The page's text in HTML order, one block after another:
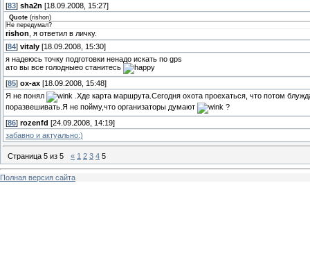
[83] sha2n [18.09.2008, 15:27]
Quote (rishon)
Не передумал?
rishon , я ответил в личку.
[84] vitaly [18.09.2008, 15:30]
я надеюсь точку подготовки ненадо искать по gps
ато вы все голодныео станитесь
[85] ох-ах [18.09.2008, 15:48]
Я не понял
.Хде карта маршрута.Сегодня охота проехаться, что потом
поразвешивать.Я не пойму,что организаторы думают
?
[86] rozenfd [24.09.2008, 14:19]
забавно и актуально:)
Страница 5 из 5 « 1 2 3 4 5
Полная версия сайта